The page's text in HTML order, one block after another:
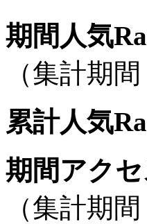
期間人気
（集計期
累計人気
期間アク
（集計期